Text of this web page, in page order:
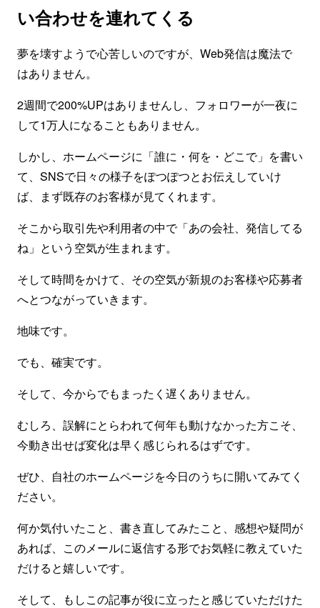
い合わせを連れてくる
夢を壊すようで心苦しいのですが、Web発信は魔法で
はありません。
2週間で200%UPはありませんし、フォロワーが一夜に
して1万人になることもありません。
しかし、ホームページに「誰に・何を・どこで」を書い
て、SNSで日々の様子をぽつぽつとお伝えしていけ
ば、まず既存のお客様が見てくれます。
そこから取引先や利用者の中で「あの会社、発信してる
ね」という空気が生まれます。
そして時間をかけて、その空気が新規のお客様や応募者
へとつながっていきます。
地味です。
でも、確実です。
そして、今からでもまったく遅くありません。
むしろ、誤解にとらわれて何年も動けなかった方こそ、
今動き出せば変化は早く感じられるはずです。
ぜひ、自社のホームページを今日のうちに開いてみてく
ださい。
何か気付いたこと、書き直してみたこと、感想や疑問が
あれば、このメールに返信する形でお気軽に教えていた
だけると嬉しいです。
そして、もしこの記事が役に立ったと感じていただけた